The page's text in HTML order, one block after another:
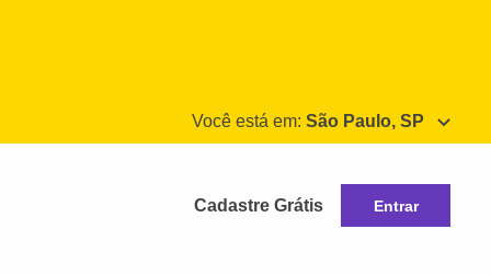
Você está em: São Paulo, SP
Cadastre Grátis Entrar